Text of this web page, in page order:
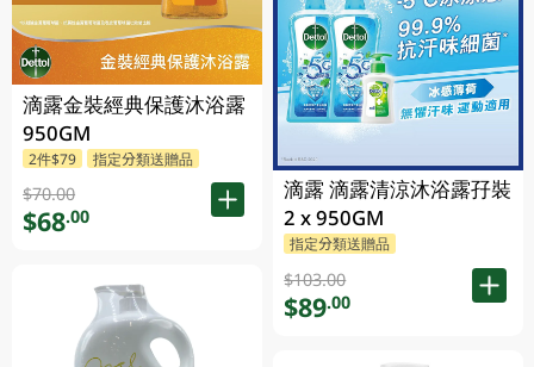
滴露金裝經典保護沐浴露
950GM
2件$79 指定分類送贈品
$70.00
$68.00
滴露 滴露清涼沐浴露孖裝
2 x 950GM
指定分類送贈品
$103.00
$89.00